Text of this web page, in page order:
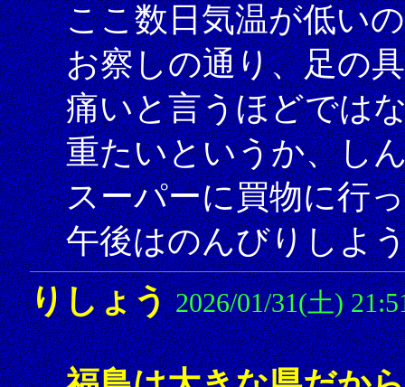
ここ数日気温が低い
お察しの通り、足の
痛いと言うほどでは
重たいというか、し
スーパーに買物に行
午後はのんびりしよ
りしょう 2026/01/31(土)